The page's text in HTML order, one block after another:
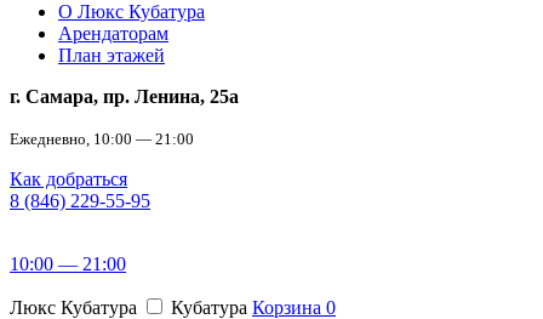
О Люкс Кубатура
Арендаторам
План этажей
г. Самара, пр. Ленина, 25а
Ежедневно, 10:00 — 21:00
Как добраться
8 (846) 229-55-95
10:00 — 21:00
Люкс Кубатура Кубатура Корзина 0